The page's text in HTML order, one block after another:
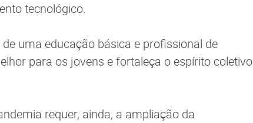
tecnológico.
uma educação básica e profissional de
para os jovens e fortaleça o espírito coletivo
requer, ainda, a ampliação da